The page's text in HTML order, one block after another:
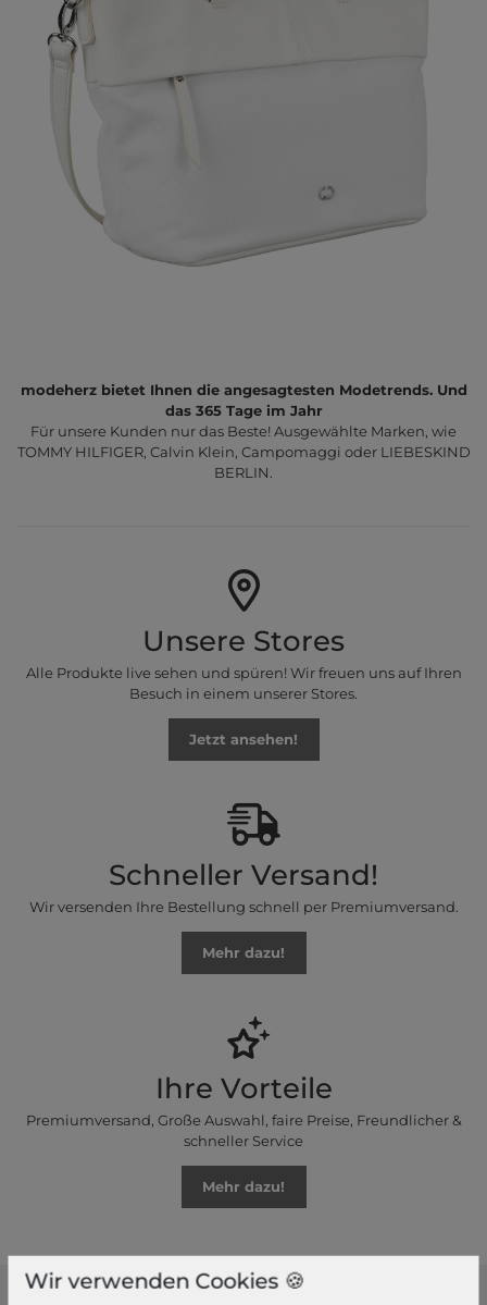
modeherz bietet Ihnen die angesagtesten Modetrends. Und
das 365 Tage im Jahr
Für unsere Kunden nur das Beste! Ausgewählte Marken, wie
TOMMY HILFIGER, Calvin Klein, Campomaggi oder LIEBESKIND
BERLIN.
Unsere Stores
Alle Produkte live sehen und spüren! Wir freuen uns auf Ihren
Besuch in einem unserer Stores.
Jetzt ansehen!
Schneller Versand!
Wir versenden Ihre Bestellung schnell per Premiumversand.
Mehr dazu!
Ihre Vorteile
Premiumversand, Große Auswahl, faire Preise, Freundlicher &
schneller Service
Mehr dazu!
Wir verwenden Cookies 🍪